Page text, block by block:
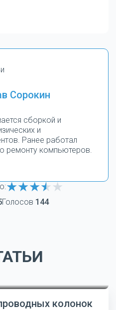
Сорокин
сборкой и
и
Ранее работал
ремонту компьютеров.
Голосов 144
колонок